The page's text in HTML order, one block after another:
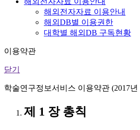
해외전자자료 이용안내
해외DB별 이용권한
대학별 해외DB 구독현황
이용약관
닫기
학술연구정보서비스 이용약관 (2017
제 1 장 총칙